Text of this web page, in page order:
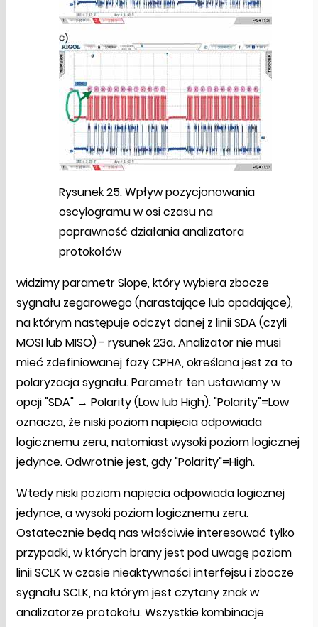
Rysunek 25. Wpływ pozycjonowania
oscylogramu w osi czasu na
poprawność działania analizatora
protokołów
widzimy parametr Slope, który wybiera zbocze
sygnału zegarowego (narastające lub opadające),
na którym następuje odczyt danej z linii SDA (czyli
MOSI lub MISO) - rysunek 23a. Analizator nie musi
mieć zdefiniowanej fazy CPHA, określana jest za to
polaryzacja sygnału. Parametr ten ustawiamy w
opcji "SDA" → Polarity (Low lub High). "Polarity"=Low
oznacza, że niski poziom napięcia odpowiada
logicznemu zeru, natomiast wysoki poziom logicznej
jedynce. Odwrotnie jest, gdy "Polarity"=High.
Wtedy niski poziom napięcia odpowiada logicznej
jedynce, a wysoki poziom logicznemu zeru.
Ostatecznie będą nas właściwie interesować tylko
przypadki, w których brany jest pod uwagę poziom
linii SCLK w czasie nieaktywności interfejsu i zbocze
sygnału SCLK, na którym jest czytany znak w
analizatorze protokołu. Wszystkie kombinacje